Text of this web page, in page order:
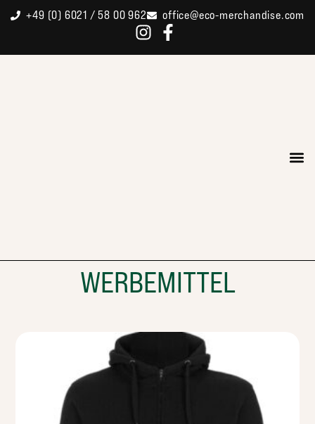
+49 (0) 6021 / 58 00 962 office@eco-merchandise.com
WERBEMITTEL